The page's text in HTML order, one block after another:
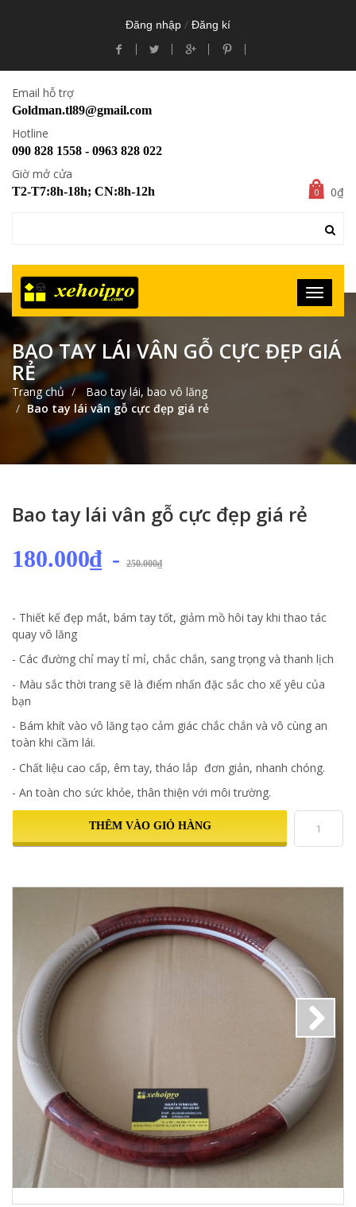
Đăng nhập / Đăng kí
Email hỗ trợ
Goldman.tl89@gmail.com
Hotline
090 828 1558 - 0963 828 022
Giờ mở cửa
T2-T7:8h-18h; CN:8h-12h 0 0₫
BAO TAY LÁI VÂN GỖ CỰC ĐẸP GIÁ
RẺ
Trang chủ
Bao tay lái, bao vô lăng
Bao tay lái vân gỗ cực đẹp giá rẻ
Bao tay lái vân gỗ cực đẹp giá rẻ
180.000₫ - 250.000₫
- Thiết kế đẹp mắt, bám tay tốt, giảm mồ hôi tay khi thao tác
quay vô lăng
- Các đường chỉ may tỉ mỉ, chắc chắn, sang trọng và thanh lịch
- Màu sắc thời trang sẽ là điểm nhấn đặc sắc cho xế yêu của
bạn
- Bám khít vào vô lăng tạo cảm giác chắc chắn và vô cùng an
toàn khi cầm lái.
- Chất liệu cao cấp, êm tay, tháo lắp đơn giản, nhanh chóng.
- An toàn cho sức khỏe, thân thiện với môi trường.
THÊM VÀO GIỎ HÀNG
Next